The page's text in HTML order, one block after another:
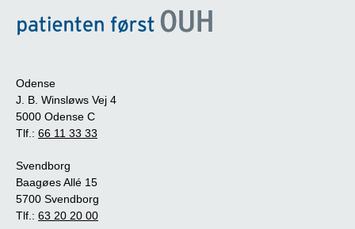
Odense
J. B. Winsløws Vej 4
5000 Odense C
Tlf.: 66 11 33 33
Svendborg
Baagøes Allé 15
5700 Svendborg
Tlf.: 63 20 20 00